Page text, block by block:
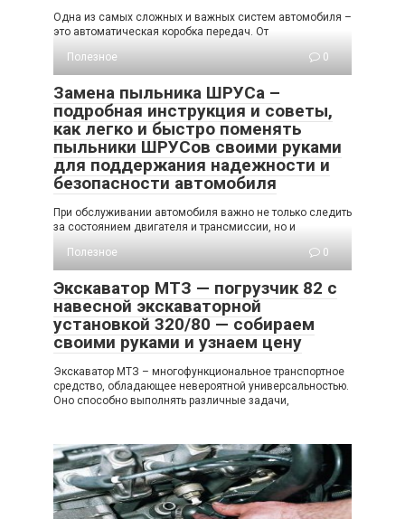
Одна из самых сложных и важных систем автомобиля –
это автоматическая коробка передач. От
Полезное
0
Замена пыльника ШРУСа –
подробная инструкция и советы,
как легко и быстро поменять
пыльники ШРУСов своими руками
для поддержания надежности и
безопасности автомобиля
При обслуживании автомобиля важно не только следить
за состоянием двигателя и трансмиссии, но и
Полезное
0
Экскаватор МТЗ — погрузчик 82 с
навесной экскаваторной
установкой 320/80 — собираем
своими руками и узнаем цену
Экскаватор МТЗ – многофункциональное транспортное
средство, обладающее невероятной универсальностью.
Оно способно выполнять различные задачи,